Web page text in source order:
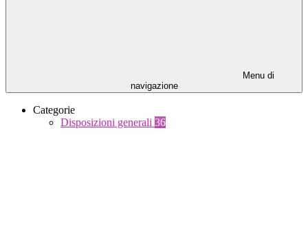
Menu di
navigazione
Categorie
Disposizioni generali 36